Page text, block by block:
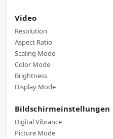
Video
Resolution
Aspect Ratio
Scaling Mode
Color Mode
Brightness
Display Mode
Bildschirmeinstellungen
Digital Vibrance
Picture Mode